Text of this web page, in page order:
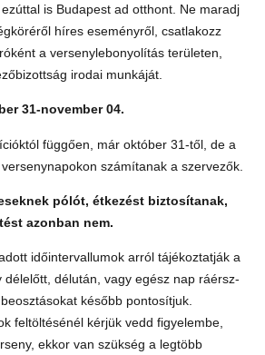
is Budapest ad otthont. Ne maradj
híres eseményről, csatlakozz
a versenylebonyolítás területen,
irodai munkáját.
31-november 04.
függően, már október 31-től, de a
számítanak a szervezők.
pólót, étkezést biztosítanak,
azonban nem.
időintervallumok arról tájékoztatják a
délelőtt, délután, vagy egész nap ráérsz-
később pontosítjuk.
feltöltésénél kérjük vedd figyelembe,
ekkor van szükség a legtöbb